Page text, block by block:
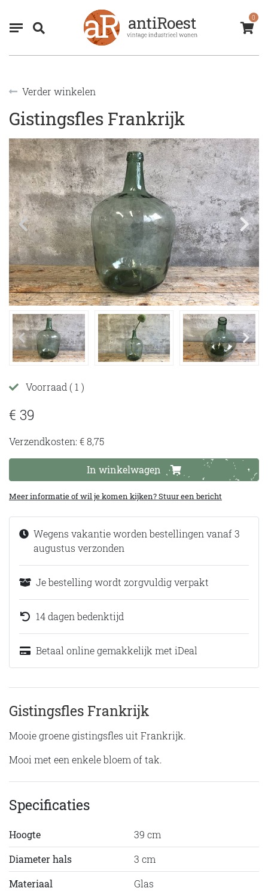
0
Verder winkelen
Gistingsfles Frankrijk
Voorraad ( 1 )
€ 39
Verzendkosten: € 8,75
In winkelwagen
Meer informatie of wil je komen kijken? Stuur een bericht
Wegens vakantie worden bestellingen vanaf 3
augustus verzonden
Je bestelling wordt zorgvuldig verpakt
14 dagen bedenktijd
Betaal online gemakkelijk met iDeal
Gistingsfles Frankrijk
Mooie groene gistingsfles uit Frankrijk.
Mooi met een enkele bloem of tak.
Specificaties
Hoogte
39 cm
Diameter hals
3 cm
Materiaal
Glas